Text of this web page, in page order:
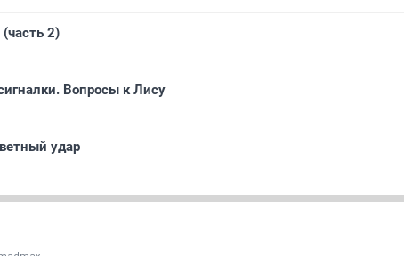
(часть 2)
Вопросы к Лису
удар